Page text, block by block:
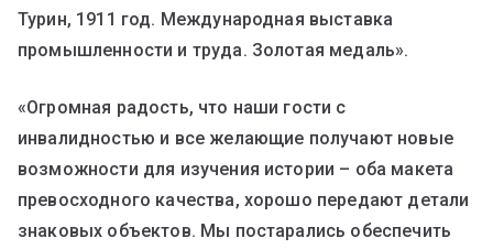
Турин, 1911 год. Международная выставка
промышленности и труда. Золотая медаль».
«Огромная радость, что наши гости с
инвалидностью и все желающие получают новые
возможности для изучения истории – оба макета
превосходного качества, хорошо передают детали
знаковых объектов. Мы постарались обеспечить